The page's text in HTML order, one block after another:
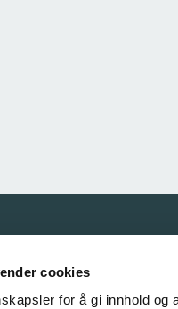
cookies
for å gi innhold og
Våre